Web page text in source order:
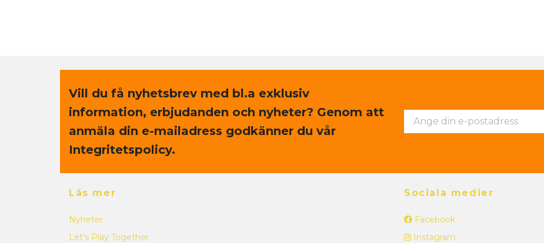
Vill du få nyhetsbrev med bl.a exklusiv
information, erbjudanden och nyheter? Genom att
anmäla din e-mailadress godkänner du vår
Integritetspolicy.
Läs mer
Nyheter
Let's Play Together
Sociala medier
Facebook
Instagram